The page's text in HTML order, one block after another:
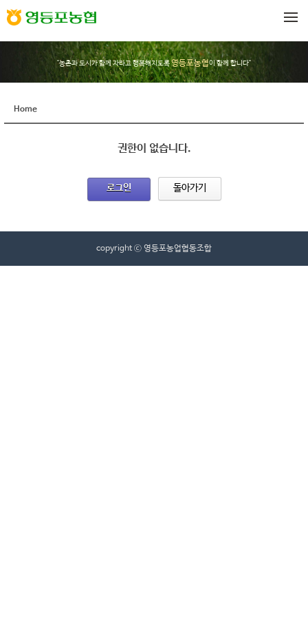
"농촌과 도시가 함께 자라고 행복해지도록영등포농협이 함께 합니다"
Home
권한이 없습니다.
로그인 돌아가기
copyright ⓒ 영등포농업협동조합